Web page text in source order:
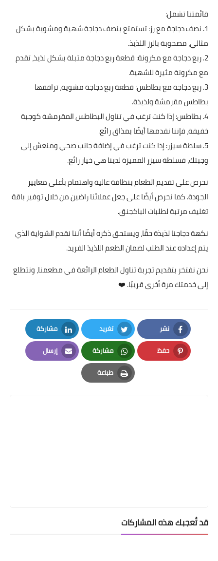
قائمتنا تشمل:
1. نصف دجاجة مع رز: تستمتع بنصف دجاجة شهية ومشوية بشكل
مثالي، مصحوبة بالرز اللذيذ.
2. ربع دجاجة مع مكرونة: قطعة ربع دجاجة متبلة بشكل لذيذ، تقدم
مع مكرونة مثيرة للشهية.
3. ربع دجاجة مع بطاطس: قطعة ربع دجاجة مشوية، ترافقها
بطاطس مقرمشة ولذيذة.
4. بطاطس: إذا كنت ترغب في تناول البطاطس المقرمشة كوجبة
خفيفة، فإننا نقدمها أيضًا بمذاق رائع.
5. سلطة سيزر: إذا كنت ترغب في إضافة جانب صحي ومنعش إلى
وجبتك، فسلطة سيزر المميزة لدينا هي خيار رائع.
نحرص على تقديم الطعام بنظافة عالية واهتمام بأعلى معايير
الجودة. كما نحرص أيضًا على جعل عملائنا راضين من خلال توفير باقة
تغليف مرتبة لطلبات الباكجنق.
نكهة دجاجنا لذيذة حقًا، ويستحق ذكره أيضًا أننا نقدم الشواية الذي
يتم إعداده عند الطلب لضمان الطعم اللذيذ الفريد.
نحن نفتخر بتقديم تجربة تناول الطعام الرائعة في مطعمنا، ونتطلع
إلى خدمتك مرة أخرى قريبًا. ❤️
نشر
Facebook
تغريد
Twitter
مشاركة
LinkedIn
حفظ
Pinterest
مشاركة
Whatsapp
إرسال
Email
طباعة
Print
قد تُعجبك هذه المشاركات